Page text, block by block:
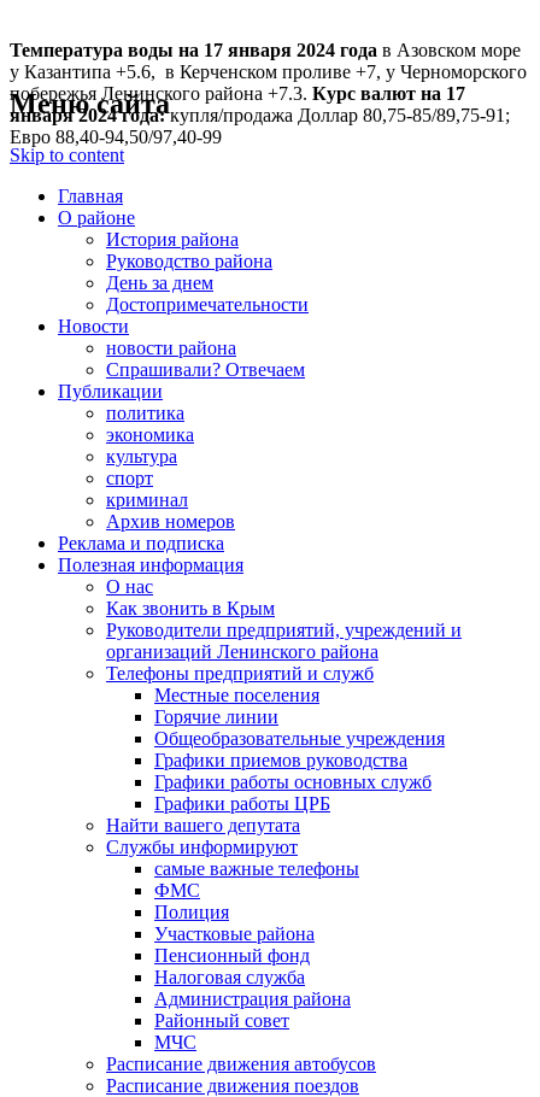
Температура воды на 17 января 2024 года в Азовском море
у Казантипа +5.6, в Керченском проливе +7, у Черноморского
побережья Ленинского района +7.3. Курс валют на 17
января 2024 года:купля/продажа Доллар 80,75-85/89,75-91;
Евро 88,40-94,50/97,40-99
Меню сайта
Skip to content
Главная
О районе
История района
Руководство района
День за днем
Достопримечательности
Новости
новости района
Спрашивали? Отвечаем
Публикации
политика
экономика
культура
спорт
криминал
Архив номеров
Реклама и подписка
Полезная информация
О нас
Как звонить в Крым
Руководители предприятий, учреждений и
организаций Ленинского района
Телефоны предприятий и служб
Местные поселения
Горячие линии
Общеобразовательные учреждения
Графики приемов руководства
Графики работы основных служб
Графики работы ЦРБ
Найти вашего депутата
Службы информируют
самые важные телефоны
ФМС
Полиция
Участковые района
Пенсионный фонд
Налоговая служба
Администрация района
Районный совет
МЧС
Расписание движения автобусов
Расписание движения поездов